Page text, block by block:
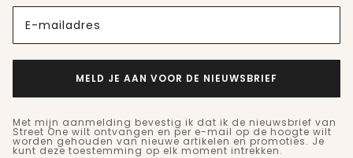
E-mailadres
MELD JE AAN VOOR DE NIEUWSBRIEF
Met mijn aanmelding bevestig ik dat ik de nieuwsbrief van
Street One wilt ontvangen en per e-mail op de hoogte wilt
worden gehouden van nieuwe artikelen en promoties. Je
kunt deze toestemming op elk moment intrekken.